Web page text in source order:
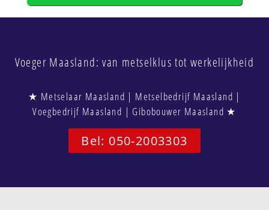
Voeger Maasland: van metselklus tot werkelijkheid
★ Metselaar Maasland | Metselbedrijf Maasland |
Voegbedrijf Maasland | Gibobouwer Maasland ★
Bel: 050-2003303